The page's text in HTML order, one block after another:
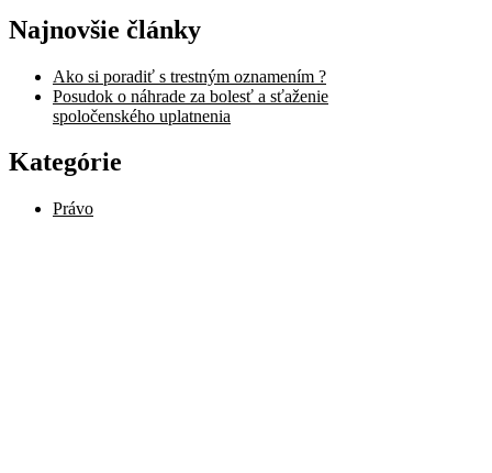
Najnovšie články
Ako si poradiť s trestným oznamením ?
Posudok o náhrade za bolesť a sťaženie
spoločenského uplatnenia
Kategórie
Právo